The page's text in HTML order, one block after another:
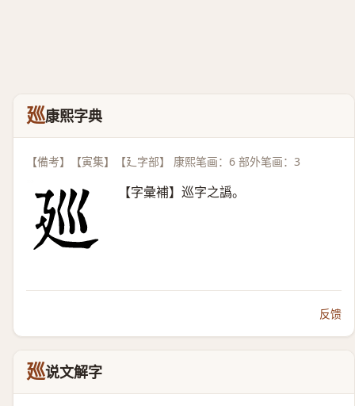
廵康熙字典
【備考】【寅集】【廴字部】 康熙笔画：6 部外笔画：3
【字彙補】巡字之譌。
反馈
廵说文解字